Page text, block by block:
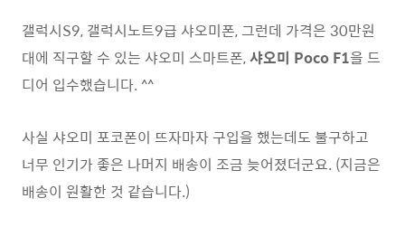
갤럭시S9, 갤럭시노트9급 샤오미폰, 그런데 가격은 30만원
대에 직구할 수 있는 샤오미 스마트폰,샤오미 Poco F1을 드
디어 입수했습니다. ^^
사실 샤오미 포코폰이 뜨자마자 구입을 했는데도 불구하고
너무 인기가 좋은 나머지 배송이 조금 늦어졌더군요. (지금은
배송이 원활한 것 같습니다.)